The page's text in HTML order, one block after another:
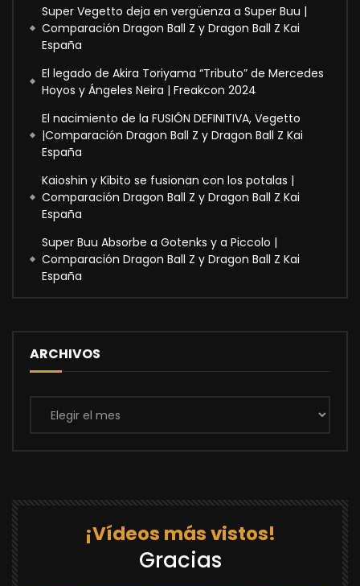
Super Vegetto deja en vergüenza a Super Buu |
Comparación Dragon Ball Z y Dragon Ball Z Kai
España
El legado de Akira Toriyama “Tributo” de Mercedes
Hoyos y Ángeles Neira | Freakcon 2024
El nacimiento de la FUSIÓN DEFINITIVA, Vegetto
|Comparación Dragon Ball Z y Dragon Ball Z Kai
España
Kaioshin y Kibito se fusionan con los potalas |
Comparación Dragon Ball Z y Dragon Ball Z Kai
España
Super Buu Absorbe a Gotenks y a Piccolo |
Comparación Dragon Ball Z y Dragon Ball Z Kai
España
ARCHIVOS
Archivos
¡Vídeos más vistos!
Gracias